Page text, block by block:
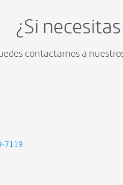
¿Si
contactarnos a
7119